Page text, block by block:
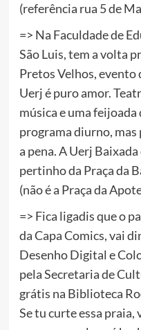
(referência rua 5 de
=> Na Faculdade de
São Luis, tem a volta
Pretos Velhos, evento
Uerj é puro amor.
música e uma
programa diurno,
a pena. A Uerj
pertinho da Praça da
(não é a Praça da
=> Fica ligadis que o
da Capa Comics, vai
Desenho Digital e
pela Secretaria de
grátis na Biblioteca
Se tu curte essa praia,